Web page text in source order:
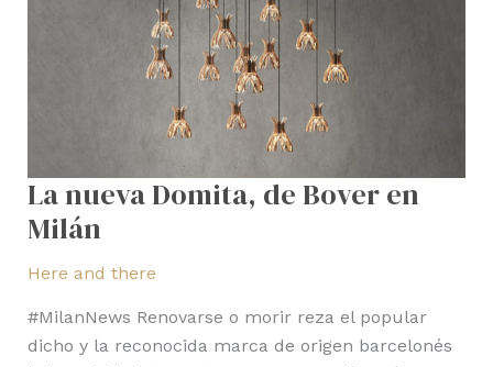
La nueva Domita, de Bover en
Milán
Here and there
#MilanNews Renovarse o morir reza el popular
dicho y la reconocida marca de origen barcelonés